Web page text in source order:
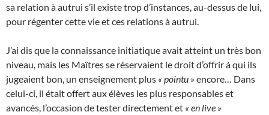
sa relation à autrui s’il existe trop d’instances, au-dessus de lui,
pour régenter cette vie et ces relations à autrui.
J’ai dis que la connaissance initiatique avait atteint un très bon
niveau, mais les Maîtres se réservaient le droit d’offrir à qui ils
jugeaient bon, un enseignement plus « pointu » encore… Dans
celui-ci, il était offert aux élèves les plus responsables et
avancés, l’occasion de tester directement et « en live »